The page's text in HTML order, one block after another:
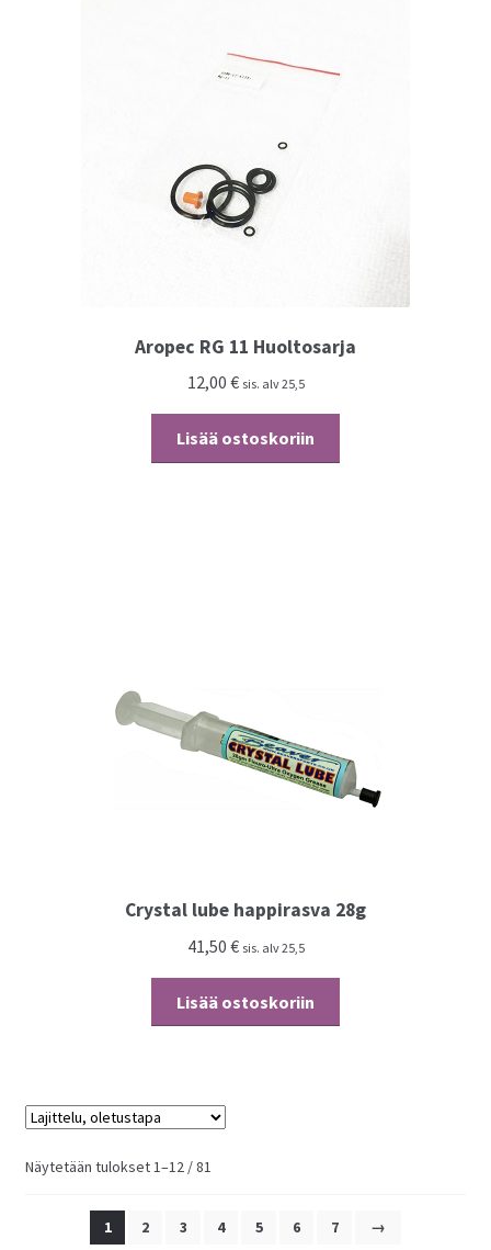
Aropec RG 11 Huoltosarja
12,00 € sis. alv 25,5
Lisää ostoskoriin
Crystal lube happirasva 28g
41,50 € sis. alv 25,5
Lisää ostoskoriin
Näytetään tulokset 1–12 / 81
1 2 3 4 5 6 7 →